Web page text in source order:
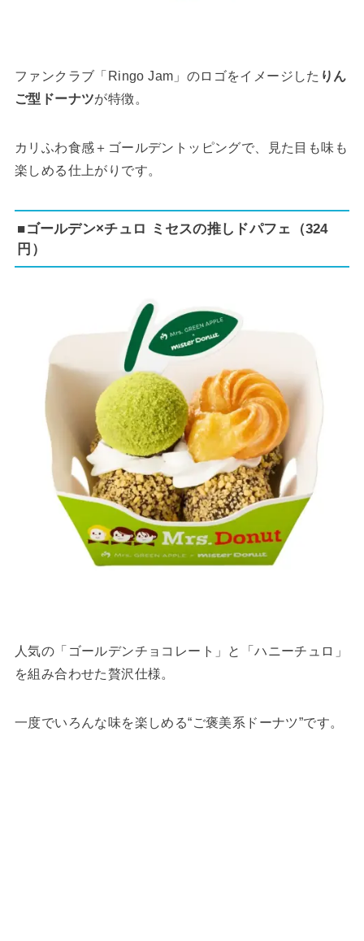
ファンクラブ「Ringo Jam」のロゴをイメージした りん
ご型ドーナツが特徴。
カリふわ食感＋ゴールデントッピングで、見た目も味も
楽しめる仕上がりです。
■ゴールデン×チュロ ミセスの推しドパフェ（324
円）
人気の「ゴールデンチョコレート」と「ハニーチュロ」
を組み合わせた贅沢仕様。
一度でいろんな味を楽しめる“ご褒美系ドーナツ”です。